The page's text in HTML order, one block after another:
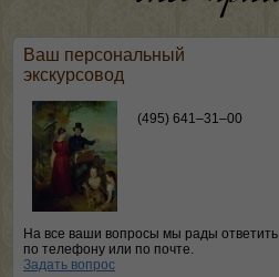
Ваш персональный
экскурсовод
(495) 641–31–00
На все ваши вопросы мы рады ответить
по телефону или по почте.
Задать вопрос